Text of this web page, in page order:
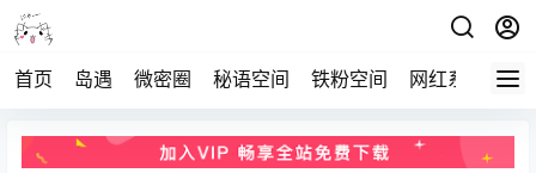
首页 岛遇 微密圈 秘语空间 铁粉空间 网红系列 打